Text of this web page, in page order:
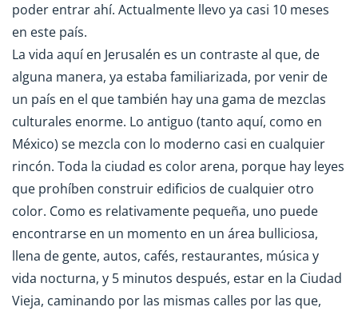
poder entrar ahí. Actualmente llevo ya casi 10 meses
en este país.
La vida aquí en Jerusalén es un contraste al que, de
alguna manera, ya estaba familiarizada, por venir de
un país en el que también hay una gama de mezclas
culturales enorme. Lo antiguo (tanto aquí, como en
México) se mezcla con lo moderno casi en cualquier
rincón. Toda la ciudad es color arena, porque hay leyes
que prohíben construir edificios de cualquier otro
color. Como es relativamente pequeña, uno puede
encontrarse en un momento en un área bulliciosa,
llena de gente, autos, cafés, restaurantes, música y
vida nocturna, y 5 minutos después, estar en la Ciudad
Vieja, caminando por las mismas calles por las que,